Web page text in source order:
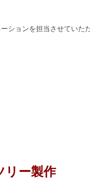
ションを担当させていた
ー製作